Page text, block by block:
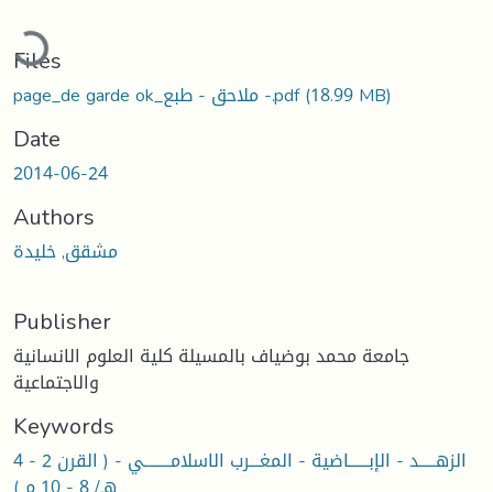
Files
page_de garde ok_ملاحق - طبع -.pdf(18.99 MB)
Date
2014-06-24
Authors
مشقق, خلیدة
Publisher
جامعة محمد بوضياف بالمسيلة كلية العلوم الانسانية
والاجتماعية
Keywords
الزهـــــد - الإبــــــاضية - المغـــرب الاسلامــــــــي - ( القرن 2 - 4